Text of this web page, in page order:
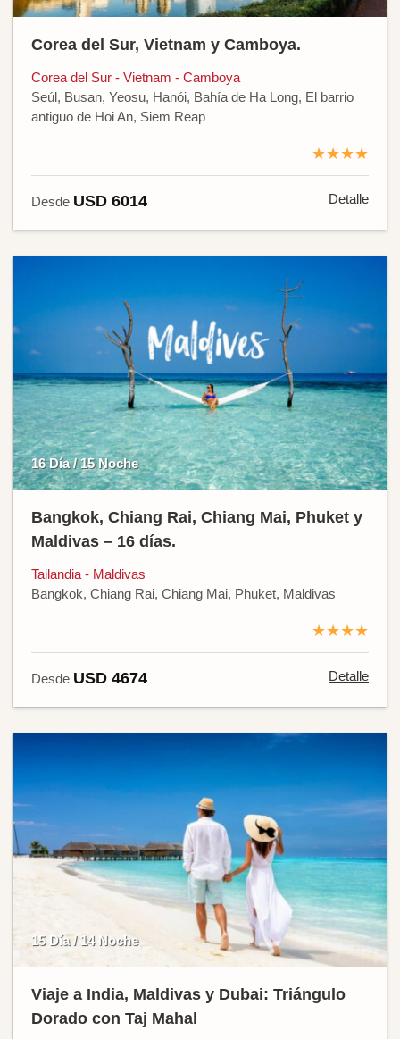
Corea del Sur, Vietnam y Camboya.
Corea del Sur - Vietnam - Camboya
Seúl, Busan, Yeosu, Hanói, Bahía de Ha Long, El barrio
antiguo de Hoi An, Siem Reap
★★★★
Desde USD 6014 Detalle
16 Día / 15 Noche
Bangkok, Chiang Rai, Chiang Mai, Phuket y
Maldivas – 16 días.
Tailandia - Maldivas
Bangkok, Chiang Rai, Chiang Mai, Phuket, Maldivas
★★★★
Desde USD 4674 Detalle
15 Día / 14 Noche
Viaje a India, Maldivas y Dubai: Triángulo
Dorado con Taj Mahal